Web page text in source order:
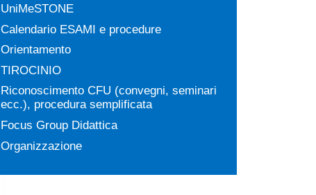
UniMeSTONE
Calendario ESAMI e procedure
Orientamento
TIROCINIO
Riconoscimento CFU (convegni, seminari
ecc.), procedura semplificata
Focus Group Didattica
Organizzazione